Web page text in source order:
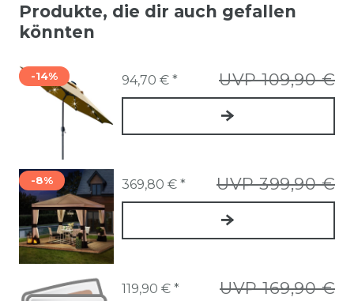
Produkte, die dir auch gefallen
könnten
-14% UVP 109,90 €
94,70 € *
-8% UVP 399,90 €
369,80 € *
UVP 169,90 €
119,90 € *